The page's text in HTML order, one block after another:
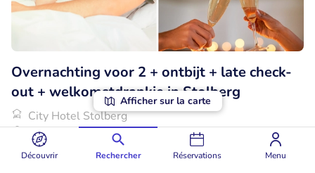
Découvrir Rechercher Réservations Menu
Afficher sur la carte
Overnachting voor 2 + ontbijt + late check-
out + welkomstdrankje in Stolberg
City Hotel Stolberg
Stolberg (63km)
Vendu : 22
€148 €99